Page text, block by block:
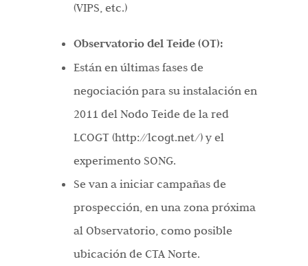
(VIPS, etc.)
Observatorio del Teide (OT):
Están en últimas fases de
negociación para su instalación en
2011 del Nodo Teide de la red
LCOGT (http://lcogt.net/) y el
experimento SONG.
Se van a iniciar campañas de
prospección, en una zona próxima
al Observatorio, como posible
ubicación de CTA Norte.